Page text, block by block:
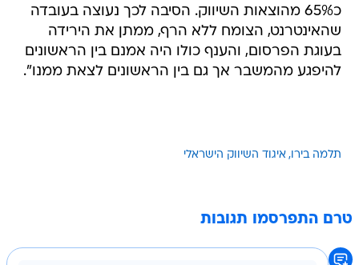
כ65% מהוצאות השיווק. הסיבה לכך נעוצה בעובדה
שהאינטרנט, הצומח ללא הרף, ממתן את הירידה
בעוגת הפרסום, והענף כולו היה אמנם בין הראשונים
להיפגע מהמשבר אך גם בין הראשונים לצאת ממנו".
תלמה בירו איגוד השיווק הישראלי
טרם התפרסמו תגובות